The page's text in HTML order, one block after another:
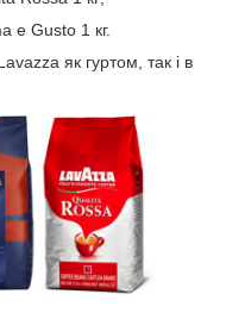
e Gusto 1 кг.
як гуртом, так і в